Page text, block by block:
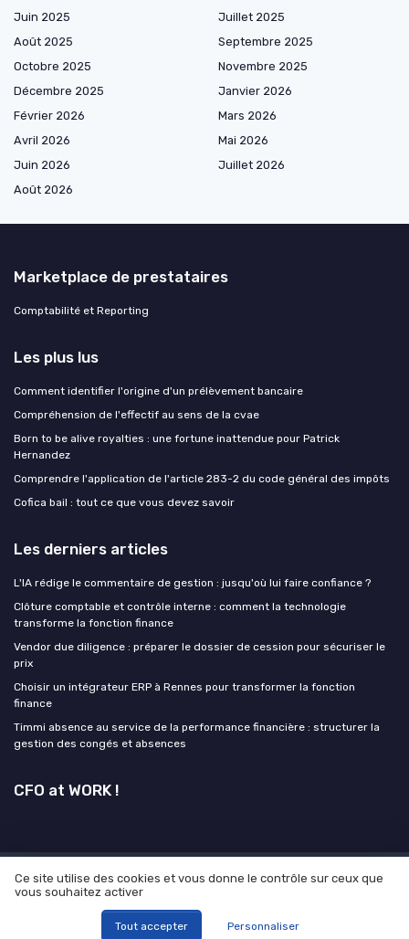
Juin 2025
Juillet 2025
Août 2025
Septembre 2025
Octobre 2025
Novembre 2025
Décembre 2025
Janvier 2026
Février 2026
Mars 2026
Avril 2026
Mai 2026
Juin 2026
Juillet 2026
Août 2026
Marketplace de prestataires
Comptabilité et Reporting
Les plus lus
Comment identifier l'origine d'un prélèvement bancaire
Compréhension de l'effectif au sens de la cvae
Born to be alive royalties : une fortune inattendue pour Patrick
Hernandez
Comprendre l'application de l'article 283-2 du code général des impôts
Cofica bail : tout ce que vous devez savoir
Les derniers articles
L'IA rédige le commentaire de gestion : jusqu'où lui faire confiance ?
Clôture comptable et contrôle interne : comment la technologie
transforme la fonction finance
Vendor due diligence : préparer le dossier de cession pour sécuriser le
prix
Choisir un intégrateur ERP à Rennes pour transformer la fonction
finance
Timmi absence au service de la performance financière : structurer la
gestion des congés et absences
CFO at WORK !
Mentions légales Politique de confidentialité
Grande
enquête 2025 sur l' IA et les directions financières
© CFO at WORK ! 2026
Ce site utilise des cookies et vous donne le contrôle sur ceux que
vous souhaitez activer
Tout accepter Personnaliser